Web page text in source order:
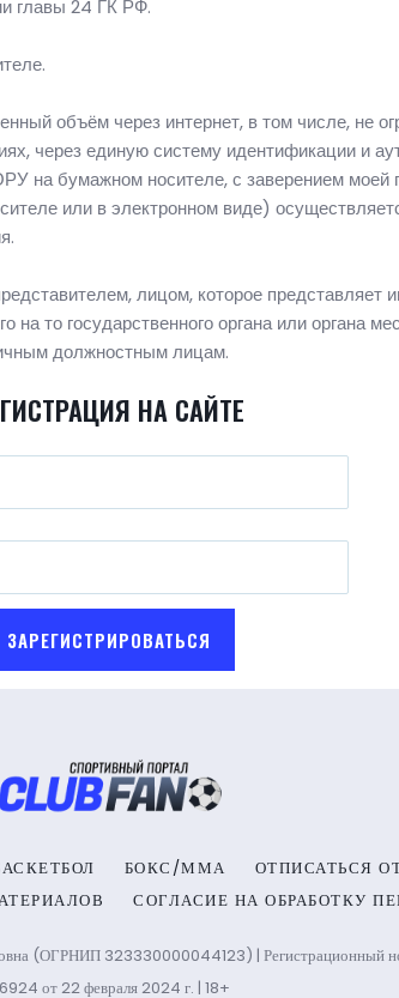
главы 24 ГК РФ.
объём через интернет, в том числе, не
через единую систему идентификации и
на бумажном носителе, с заверением
или в электронном виде)
лицом, которое представляет
то государственного органа или органа
должностным лицам.
НА САЙТЕ
ЗАРЕГИСТРИРОВАТЬСЯ
БОКС/ММА ОТПИСАТЬСЯ
СОГЛАСИЕ НА ОБРАБОТКУ
(ОГРНИП 323330000044123) | Регистрационный
от 22 февраля 2024 г. | 18+